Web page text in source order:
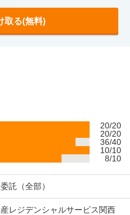
取る(無料)
20/20
20/20
36/40
10/10
8/10
託（全部）
レジデンシャルサービス関西